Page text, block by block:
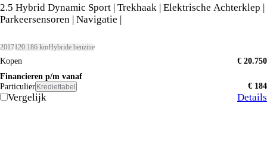
2.5 Hybrid Dynamic Sport | Trekhaak | Elektrische Achterklep |
Parkeersensoren | Navigatie |
2017120.186 kmHybride benzine
Kopen
€ 20.750
Financieren p/m vanaf
Particulier Krediettabel € 184
Vergelijk Details